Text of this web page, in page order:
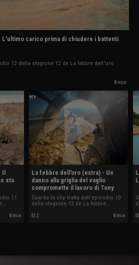
carico prima di chiudere i battenti
12 della stagione 12 de La febbre dell'oro
8 min
sta
11
8 min
La febbre dell'oro (extra) - Un
danno alla griglia del vaglio
compromette il lavoro di Tony
Guarda la clip tratta dall'episodio 10
della stagione 12 de La febbre
S12 8 min